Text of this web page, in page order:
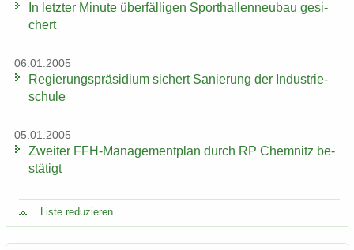
In letz­ter Mi­nu­te über­fäl­li­gen Sport­hal­len­neu­bau ge­si­
chert
06.01.2005
Re­gie­rungs­prä­si­di­um si­chert Sa­nie­rung der In­dus­trie­
schu­le
05.01.2005
Zwei­ter FFH-​Managementplan durch RP Chem­nitz be­
stä­tigt
Liste re­du­zie­ren ...